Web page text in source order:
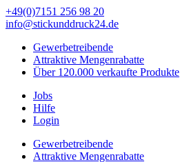
+49(0)7151 256 98 20‬
info@stickunddruck24.de
Gewerbetreibende
Attraktive Mengenrabatte
Über 120.000 verkaufte Produkte
Jobs
Hilfe
Login
Gewerbetreibende
Attraktive Mengenrabatte